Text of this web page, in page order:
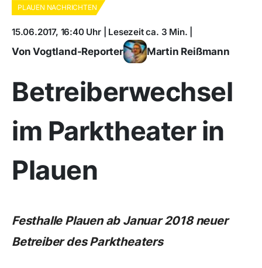
PLAUEN NACHRICHTEN
15.06.2017, 16:40 Uhr | Lesezeit ca. 3 Min. |
Von Vogtland-Reporter Martin Reißmann
Betreiberwechsel
im Parktheater in
Plauen
Festhalle Plauen ab Januar 2018 neuer
Betreiber des Parktheaters